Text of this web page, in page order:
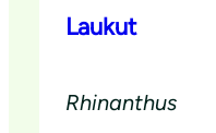
Laukut
Rhinanthus